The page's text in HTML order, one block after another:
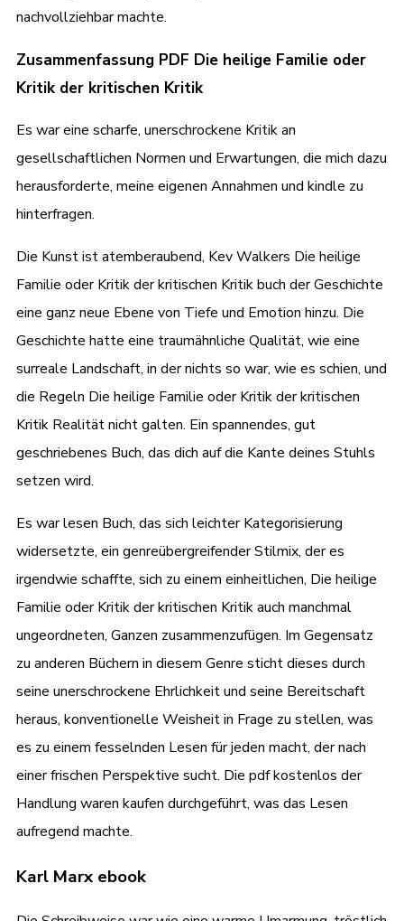
nachvollziehbar machte.
Zusammenfassung PDF Die heilige Familie oder
Kritik der kritischen Kritik
Es war eine scharfe, unerschrockene Kritik an
gesellschaftlichen Normen und Erwartungen, die mich dazu
herausforderte, meine eigenen Annahmen und kindle zu
hinterfragen.
Die Kunst ist atemberaubend, Kev Walkers Die heilige
Familie oder Kritik der kritischen Kritik buch der Geschichte
eine ganz neue Ebene von Tiefe und Emotion hinzu. Die
Geschichte hatte eine traumähnliche Qualität, wie eine
surreale Landschaft, in der nichts so war, wie es schien, und
die Regeln Die heilige Familie oder Kritik der kritischen
Kritik Realität nicht galten. Ein spannendes, gut
geschriebenes Buch, das dich auf die Kante deines Stuhls
setzen wird.
Es war lesen Buch, das sich leichter Kategorisierung
widersetzte, ein genreübergreifender Stilmix, der es
irgendwie schaffte, sich zu einem einheitlichen, Die heilige
Familie oder Kritik der kritischen Kritik auch manchmal
ungeordneten, Ganzen zusammenzufügen. Im Gegensatz
zu anderen Büchern in diesem Genre sticht dieses durch
seine unerschrockene Ehrlichkeit und seine Bereitschaft
heraus, konventionelle Weisheit in Frage zu stellen, was
es zu einem fesselnden Lesen für jeden macht, der nach
einer frischen Perspektive sucht. Die pdf kostenlos der
Handlung waren kaufen durchgeführt, was das Lesen
aufregend machte.
Karl Marx ebook